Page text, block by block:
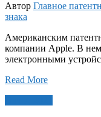
Автор Главное
знака
Американским
компании Apple. В
электронными
Read More